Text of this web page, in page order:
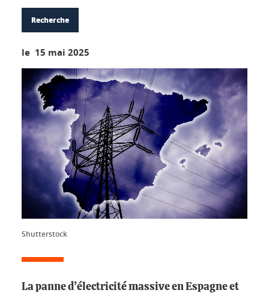
Recherche
le 15 mai 2025
Shutterstock
La panne d’électricité massive en Espagne et